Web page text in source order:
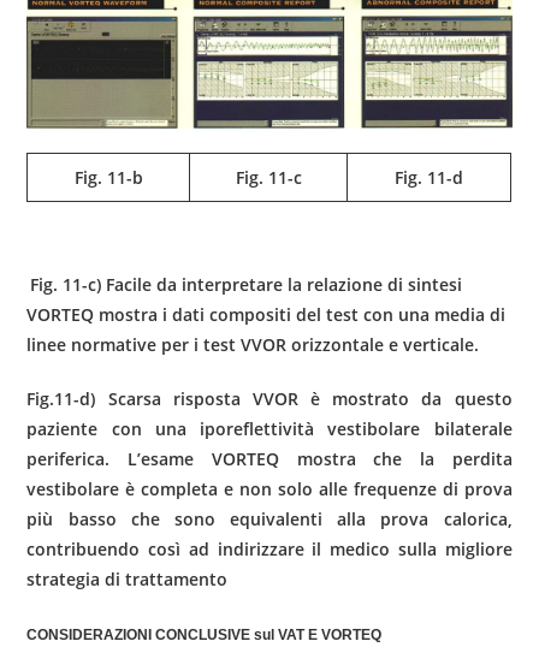
Fig. 11-b Fig. 11-c Fig. 11-d
Fig. 11-c) Facile da interpretare la relazione di sintesi
VORTEQ mostra i dati compositi del test con una media di
linee normative per i test VVOR orizzontale e verticale.
Fig.11-d) Scarsa risposta VVOR è mostrato da questo
paziente con una iporeflettività vestibolare bilaterale
periferica. L’esame VORTEQ mostra che la perdita
vestibolare è completa e non solo alle frequenze di prova
più basso che sono equivalenti alla prova calorica,
contribuendo così ad indirizzare il medico sulla migliore
strategia di trattamento
CONSIDERAZIONI CONCLUSIVE sul VAT E VORTEQ